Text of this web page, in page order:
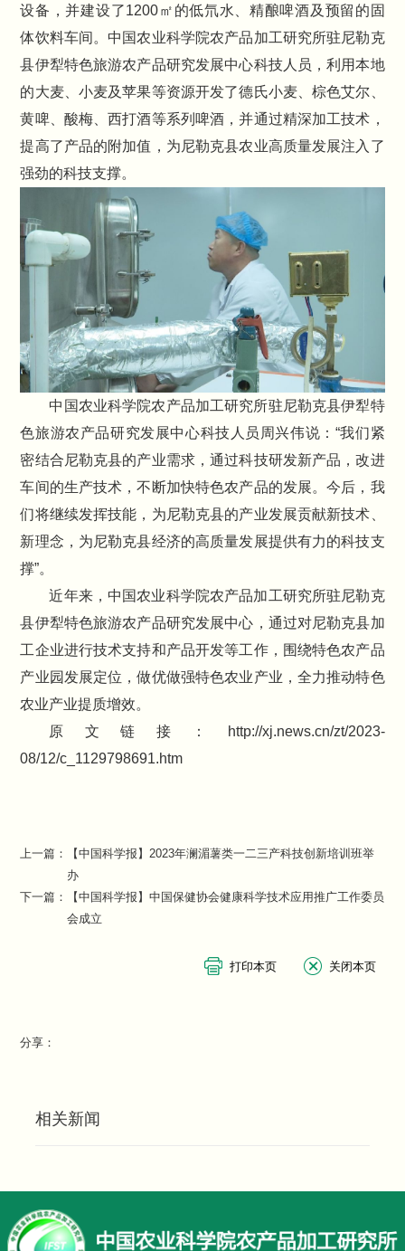
设备，并建设了1200㎡的低氘水、精酿啤酒及预留的固
体饮料车间。中国农业科学院农产品加工研究所驻尼勒克
县伊犁特色旅游农产品研究发展中心科技人员，利用本地
的大麦、小麦及苹果等资源开发了德氏小麦、棕色艾尔、
黄啤、酸梅、西打酒等系列啤酒，并通过精深加工技术，
提高了产品的附加值，为尼勒克县农业高质量发展注入了
强劲的科技支撑。
中国农业科学院农产品加工研究所驻尼勒克县伊犁特
色旅游农产品研究发展中心科技人员周兴伟说：“我们紧
密结合尼勒克县的产业需求，通过科技研发新产品，改进
车间的生产技术，不断加快特色农产品的发展。今后，我
们将继续发挥技能，为尼勒克县的产业发展贡献新技术、
新理念，为尼勒克县经济的高质量发展提供有力的科技支
撑”。
近年来，中国农业科学院农产品加工研究所驻尼勒克
县伊犁特色旅游农产品研究发展中心，通过对尼勒克县加
工企业进行技术支持和产品开发等工作，围绕特色农产品
产业园发展定位，做优做强特色农业产业，全力推动特色
农业产业提质增效。
原文链接：http://xj.news.cn/zt/2023-
08/12/c_1129798691.htm
上一篇：
【中国科学报】2023年澜湄薯类一二三产科技创新培训班举
办
下一篇：
【中国科学报】中国保健协会健康科学技术应用推广工作委员
会成立
分享：
相关新闻